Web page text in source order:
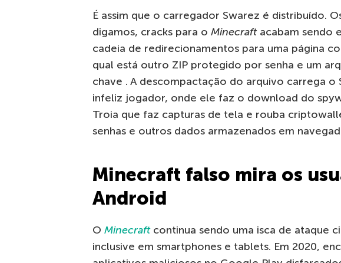
É assim que o carregador Swarez é distribuído.
digamos, cracks para o Minecraftacabam sendo
cadeia de redirecionamentos para uma página
qual está outro ZIP protegido por senha e um
chave . A descompactação do arquivo carrega
infeliz jogador, onde ele faz o download do
Troia que faz capturas de tela e rouba
senhas e outros dados armazenados em
Minecraft falso mira os
Android
O Minecraftcontinua sendo uma isca de ataque
inclusive em smartphones e tablets. Em 2020,